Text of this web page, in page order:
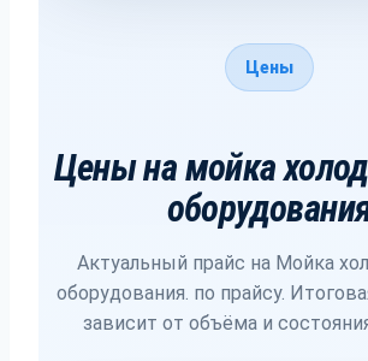
Цены
Цены на мойка
Актуальный прайс на Мойка
оборудования. по прайсу.
зависит от объёма и